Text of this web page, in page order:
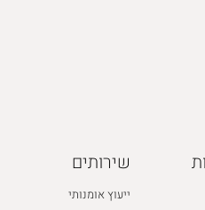
שירותים
ייעוץ אומנותי